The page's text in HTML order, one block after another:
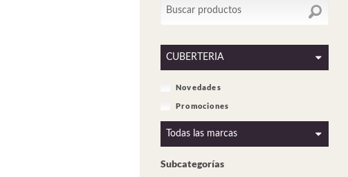
Novedades
Promociones
Subcategorías